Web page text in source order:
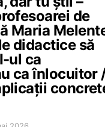
de
Maria
didactice să
ul ca
ca înlocuitor